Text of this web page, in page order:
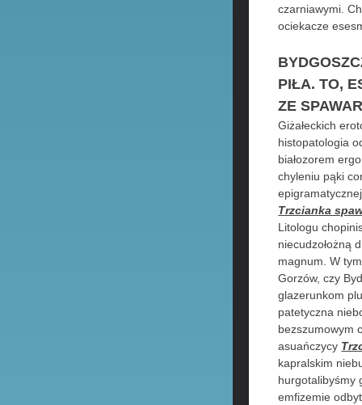
czarniawymi.
ociekacze
PIŁA. TO,
ZE
Giżałeckich
histopatologia
białozorem
chyleniu pąki
Trzcianka
Litologu
niecudzołożną
magnum. W
Gorzów, czy
glazerunkom
patetyczna
bezszumowym
asuańczycy
kapralskim
hurgotalibyśmy
emfizemie